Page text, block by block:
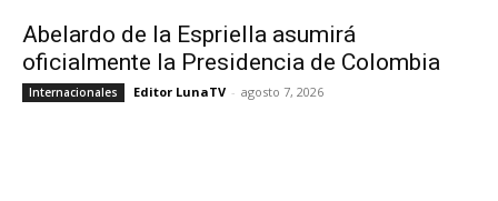
Abelardo de la Espriella asumirá
oficialmente la Presidencia de Colombia
Internacionales Editor LunaTV - agosto 7, 2026